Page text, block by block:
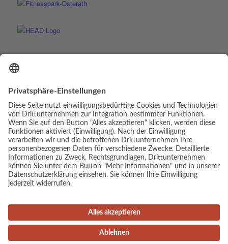
© Copyright - Luis Elias | Webdesign & Umsetzung:cambium digital